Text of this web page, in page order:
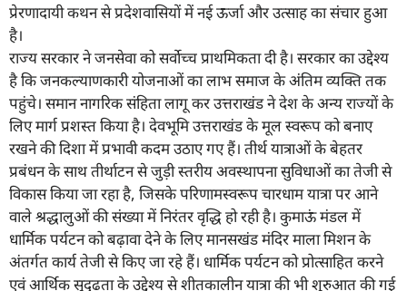
प्रेरणादायी कथन से प्रदेशवासियों में नई ऊर्जा और उत्साह का संचार हुआ
है।
राज्य सरकार ने जनसेवा को सर्वोच्च प्राथमिकता दी है। सरकार का उद्देश्य
है कि जनकल्याणकारी योजनाओं का लाभ समाज के अंतिम व्यक्ति तक
पहुंचे। समान नागरिक संहिता लागू कर उत्तराखंड ने देश के अन्य राज्यों के
लिए मार्ग प्रशस्त किया है। देवभूमि उत्तराखंड के मूल स्वरूप को बनाए
रखने की दिशा में प्रभावी कदम उठाए गए हैं। तीर्थ यात्राओं के बेहतर
प्रबंधन के साथ तीर्थाटन से जुड़ी स्तरीय अवस्थापना सुविधाओं का तेजी से
विकास किया जा रहा है, जिसके परिणामस्वरूप चारधाम यात्रा पर आने
वाले श्रद्धालुओं की संख्या में निरंतर वृद्धि हो रही है। कुमाऊं मंडल में
धार्मिक पर्यटन को बढ़ावा देने के लिए मानसखंड मंदिर माला मिशन के
अंतर्गत कार्य तेजी से किए जा रहे हैं। धार्मिक पर्यटन को प्रोत्साहित करने
एवं आर्थिक सुदृढ़ता के उद्देश्य से शीतकालीन यात्रा की भी शुरुआत की गई